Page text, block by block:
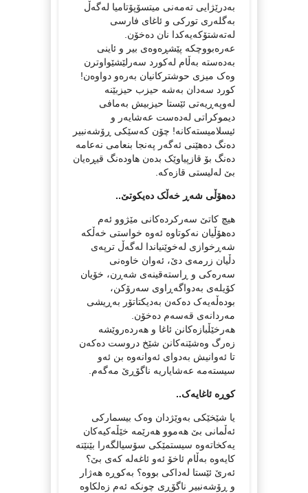
به‌درێژایی ته‌مه‌نی میتسۆپۆتامیا له‌گه‌ڵ
به‌گله‌ری تورکی و ئاغای فارسی
له‌ته‌شتۆکه‌یه‌کدا نان ده‌خۆن.
عه‌ره‌بووچکه‌ پێشڕه‌وه‌ی بیر و ئاینی
به‌ده‌سته‌ به‌ڵام له‌کورد سه‌رلێشێواوترن
وه‌ک میزی حوشترکانیان به‌ره‌و دواوه‌ن!
کورد سه‌دان به‌شه‌ حیزب حیزبێنه‌
له‌وپه‌ڕیه‌تی ئێستا حیزبیش به‌مافی
دیموکراتی له‌ده‌ست عه‌شایه‌ر و
ئیسلامیسته‌کانه‌! چۆن که‌سێکی ڕۆشه‌نبیر
ده‌نگ ده‌هێنی ئه‌گه‌ر په‌نجا بنعامی نه‌عامه‌
ده‌نگ بۆ قازپیاوێک بده‌ن هاوده‌نگ قیڕه‌یان
بێ له‌لیستی قازه‌که‌.
ده‌هۆڵی شه‌ڕ خه‌ڵک ده‌یکوتێ..
هیچ کاتێ سه‌رکرده‌کانی مێژوو ئه‌م
ده‌هۆڵیان نه‌کوتاوه‌ ئه‌وه‌ خواستی خه‌ڵکه‌
شه‌ڕخوازی له‌خوێنیاندا له‌گه‌ڵ ترپه‌ی
دڵیان زرمه‌ی دێ، ئه‌وان خاوه‌نی
سه‌ره‌کی و ڕاسته‌قینه‌ی شه‌ڕن، خۆیان
کۆیله‌ی به‌دواگه‌ڕاوی سه‌رۆکن،
بوده‌ڵه‌یه‌ک ده‌که‌ن به‌دیکتاتۆر به‌ڕیشی
مه‌ردانه‌ی قه‌سه‌م ده‌خۆن.
هه‌رخێڵبازه‌کانن ئاغا و هه‌رده‌روێشه
زه‌رگ وه‌شێنه‌کانن شێخ دروست ده‌که‌ن
تا ئه‌وانیش به‌دوای ئه‌وانه‌وه‌ بن ئه‌و
سیسته‌مه‌ عه‌شایاریه‌ ناگۆڕێ مه‌گه‌م.
کوڕه‌ ئاغایه‌ک..
یا شێخێکی به‌وێژدان وه‌ک بیسمارکی
ئه‌ڵمانی بێ هه‌موو هه‌رێمه‌ خێڵه‌کیه‌کان
یه‌کخاته‌وه‌ سیستمێکی سۆسیالگه‌را بێنێته‌
کایه‌وه‌ به‌ڵام ئاخۆ ئه‌و ئاغه‌له‌ که‌ی بێ؟
ئه‌رێ ئێستا له‌داکی بووه‌؟ به‌کوڕه‌ هه‌ژار
و ڕۆشه‌نبیر ناگۆڕی چونکه‌ ئه‌م زه‌لکاوه‌